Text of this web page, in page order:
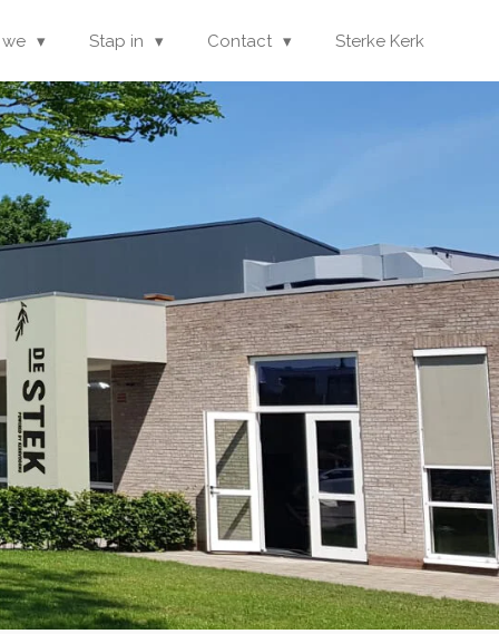
Stap in Contact Sterke Kerk